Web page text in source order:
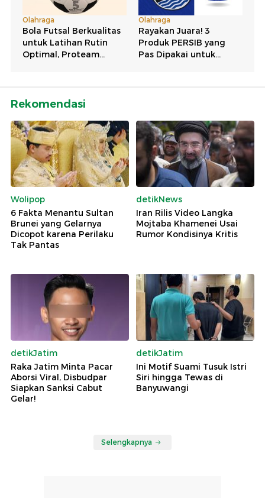
Rekomendasi
Wolipop
6 Fakta Menantu Sultan
Brunei yang Gelarnya
Dicopot karena Perilaku
Tak Pantas
detikNews
Iran Rilis Video Langka
Mojtaba Khamenei Usai
Rumor Kondisinya Kritis
detikJatim
Raka Jatim Minta Pacar
Aborsi Viral, Disbudpar
Siapkan Sanksi Cabut
Gelar!
detikJatim
Ini Motif Suami Tusuk Istri
Siri hingga Tewas di
Banyuwangi
Selengkapnya